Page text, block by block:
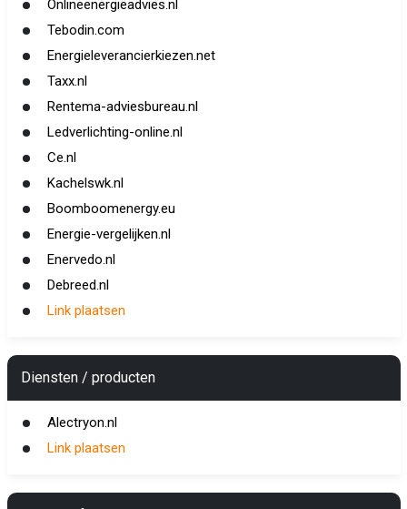
Onlineenergieadvies.nl
Tebodin.com
Energieleverancierkiezen.net
Taxx.nl
Rentema-adviesbureau.nl
Ledverlichting-online.nl
Ce.nl
Kachelswk.nl
Boomboomenergy.eu
Energie-vergelijken.nl
Enervedo.nl
Debreed.nl
Link plaatsen
Diensten / producten
Alectryon.nl
Link plaatsen